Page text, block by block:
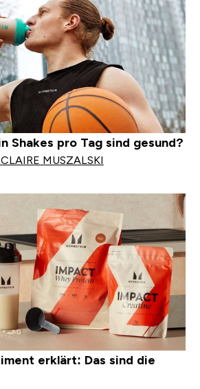
Shakes pro Tag sind gesund?
MUSZALSKI
erklärt: Das sind die